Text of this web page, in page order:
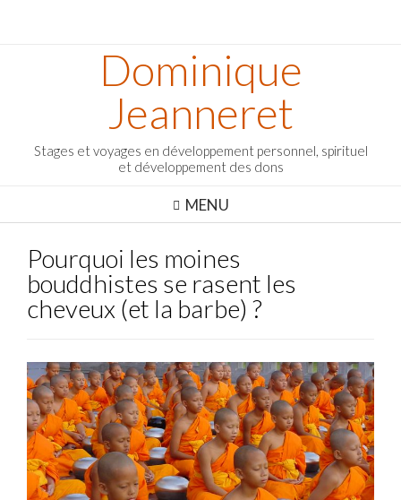
Dominique
Jeanneret
Stages et voyages en développement personnel, spirituel
et développement des dons
MENU
Pourquoi les moines
bouddhistes se rasent les
cheveux (et la barbe) ?